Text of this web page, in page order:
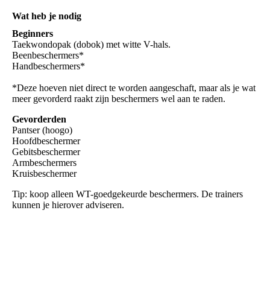
Wat heb je nodig
Beginners
Taekwondopak (dobok) met witte V-hals.
Beenbeschermers*
Handbeschermers*
*Deze hoeven niet direct te worden aangeschaft, maar als je wat
meer gevorderd raakt zijn beschermers wel aan te raden.
Gevorderden
Pantser (hoogo)
Hoofdbeschermer
Gebitsbeschermer
Armbeschermers
Kruisbeschermer
Tip: koop alleen WT-goedgekeurde beschermers. De trainers
kunnen je hierover adviseren.